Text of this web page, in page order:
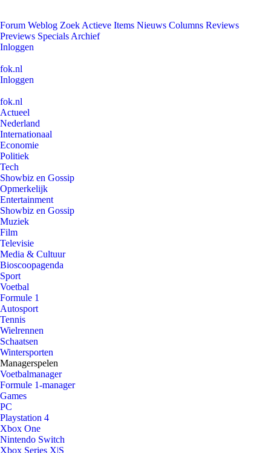
Forum Weblog Zoek Actieve Items Nieuws Columns Reviews
Previews Specials Archief
Inloggen
fok.nl
Inloggen
fok.nl
Actueel
Nederland
Internationaal
Economie
Politiek
Tech
Showbiz en Gossip
Opmerkelijk
Entertainment
Showbiz en Gossip
Muziek
Film
Televisie
Media & Cultuur
Bioscoopagenda
Sport
Voetbal
Formule 1
Autosport
Tennis
Wielrennen
Schaatsen
Wintersporten
Managerspelen
Voetbalmanager
Formule 1-manager
Games
PC
Playstation 4
Xbox One
Nintendo Switch
Xbox Series X|S